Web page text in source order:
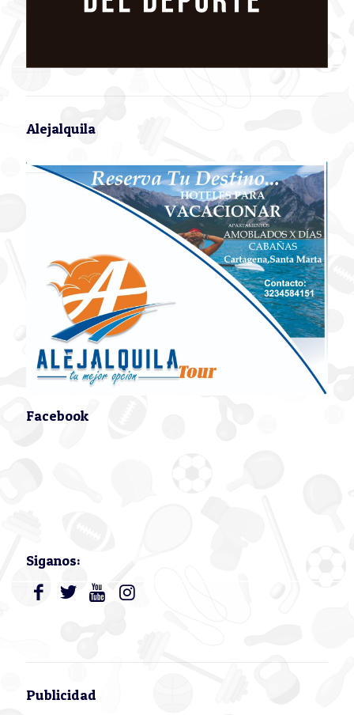
Alejalquila
Facebook
Siganos:
Publicidad